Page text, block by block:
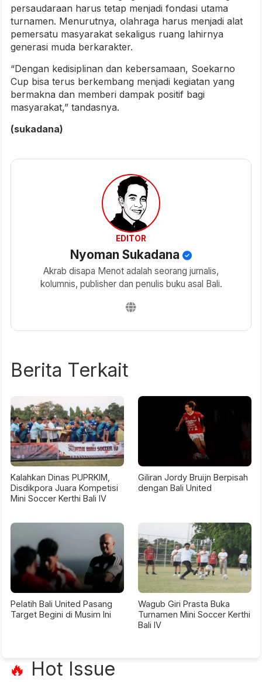
persaudaraan harus tetap menjadi fondasi utama
turnamen. Menurutnya, olahraga harus menjadi alat
pemersatu masyarakat sekaligus ruang lahirnya
generasi muda berkarakter.
“Dengan kedisiplinan dan kebersamaan, Soekarno
Cup bisa terus berkembang menjadi kegiatan yang
bermakna dan memberi dampak positif bagi
masyarakat,” tandasnya.
(sukadana)
EDITOR
Nyoman Sukadana
Akrab disapa Menot adalah seorang jurnalis,
kolumnis, publisher dan penulis buku asal Bali.
Berita Terkait
Kalahkan Dinas PUPRKIM,
Disdikpora Juara Kompetisi
Mini Soccer Kerthi Bali IV
Giliran Jordy Bruijn Berpisah
dengan Bali United
Pelatih Bali United Pasang
Target Begini di Musim Ini
Wagub Giri Prasta Buka
Turnamen Mini Soccer Kerthi
Bali IV
🔥 Hot Issue